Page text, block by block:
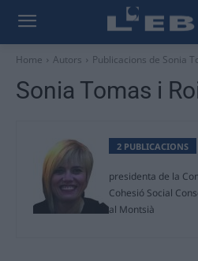
Home Autors Publicacions de Sonia
Sonia Tomas i
2 PUBLICACIONS
presidenta de la
Cohesió Social
al Montsià